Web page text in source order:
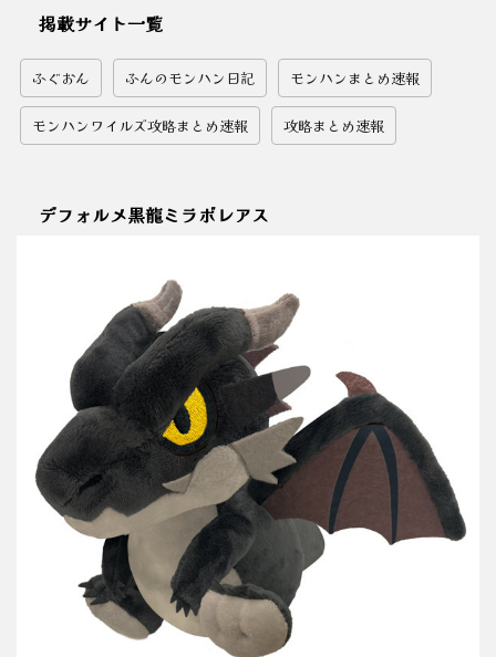
掲載サイト一覧
ふぐおん ふんのモンハン日記 モンハンまとめ速報
モンハンワイルズ攻略まとめ速報 攻略まとめ速報
デフォルメ黒龍ミラボレアス